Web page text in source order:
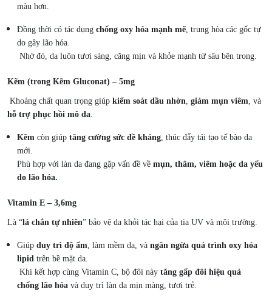
màu hơn.
Đồng thời có tác dụng chống oxy hóa mạnh mẽ, trung hòa các gốc tự
do gây lão hóa.
Nhờ đó, da luôn tươi sáng, căng mịn và khỏe mạnh từ sâu bên trong.
Kẽm (trong Kẽm Gluconat) – 5mg
Khoáng chất quan trọng giúp kiểm soát dầu nhờn, giảm mụn viêm, và
hỗ trợ phục hồi mô da.
Kẽm còn giúp tăng cường sức đề kháng, thúc đẩy tái tạo tế bào da
mới.
Phù hợp với làn da đang gặp vấn đề về mụn, thâm, viêm hoặc da yếu
do lão hóa.
Vitamin E – 3,6mg
Là “lá chắn tự nhiên” bảo vệ da khỏi tác hại của tia UV và môi trường.
Giúp duy trì độ ẩm, làm mềm da, và ngăn ngừa quá trình oxy hóa
lipid trên bề mặt da.
Khi kết hợp cùng Vitamin C, bộ đôi này tăng gấp đôi hiệu quả
chống lão hóa và duy trì làn da mịn màng, tươi trẻ.